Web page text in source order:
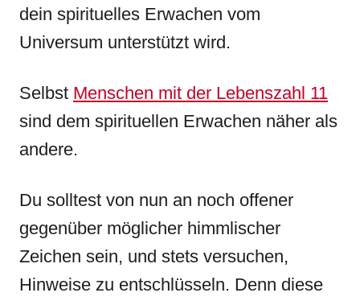
dein spirituelles Erwachen vom
Universum unterstützt wird.
Selbst Menschen mit der Lebenszahl 11
sind dem spirituellen Erwachen näher als
andere.
Du solltest von nun an noch offener
gegenüber möglicher himmlischer
Zeichen sein, und stets versuchen,
Hinweise zu entschlüsseln. Denn diese